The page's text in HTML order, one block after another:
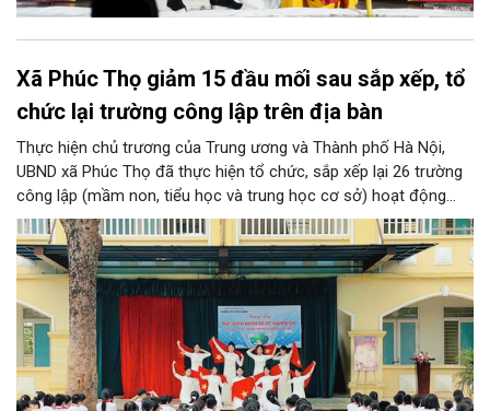
Xã Phúc Thọ giảm 15 đầu mối sau sắp xếp, tổ
chức lại trường công lập trên địa bàn
Thực hiện chủ trương của Trung ương và Thành phố Hà Nội,
UBND xã Phúc Thọ đã thực hiện tổ chức, sắp xếp lại 26 trường
công lập (mầm non, tiểu học và trung học cơ sở) hoạt động
độc lập thành 11 trường. Sau khi sắp xếp, xã Phúc Thọ giảm 15
đầu mối đơn vị, tỷ lệ tinh gọn đạt 57,69%.